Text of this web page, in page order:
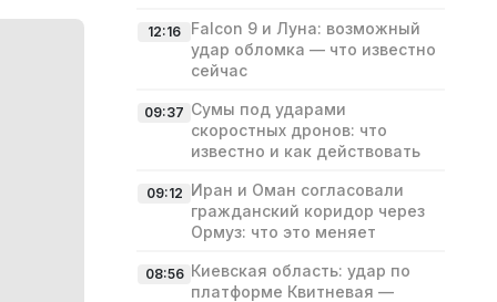
12:16
Falcon 9 и Луна: возможный
удар обломка — что известно
сейчас
09:37 Сумы под ударами
скоростных дронов: что
известно и как действовать
09:12 Иран и Оман согласовали
гражданский коридор через
Ормуз: что это меняет
08:56 Киевская область: удар по
платформе Квитневая —